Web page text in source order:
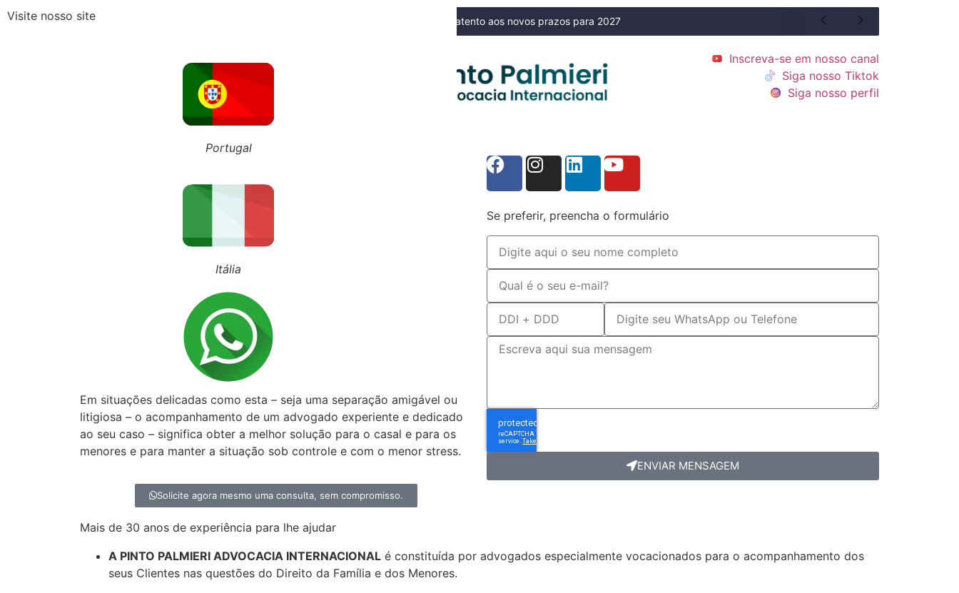
ÚLTIMOS POSTS
do Simples Nacional? Fique atento aos novos prazos para 2027Falar mal do ex na frente dos filhos pode gerar consequências jurídicas?
+351 911 016 989
+39 348 385 1883
Inscreva-se em nosso canal
Siga nosso Tiktok
Siga nosso perfil
Precisa de um advogado
especialista em Divórcio?
Em situações delicadas como esta – seja uma separação amigável ou
litigiosa – o acompanhamento de um advogado experiente e dedicado
ao seu caso – significa obter a melhor solução para o casal e para os
menores e para manter a situação sob controle e com o menor stress.
Solicite agora mesmo uma consulta, sem compromisso.
Se preferir, preencha o formulário
ENVIAR MENSAGEM
Mais de 30 anos de experiência para lhe ajudar
A PINTO PALMIERI ADVOCACIA INTERNACIONAL é constituída por advogados especialmente vocacionados para o acompanhamento dos
seus Clientes nas questões do Direito da Família e dos Menores.
Visite nosso site
Portugal
Itália